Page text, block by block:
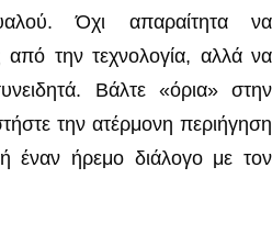
Όχι απαραίτητα να
την τεχνολογία, αλλά να
Βάλτε «όρια» στην
την ατέρμονη περιήγηση
έναν ήρεμο διάλογο με τον